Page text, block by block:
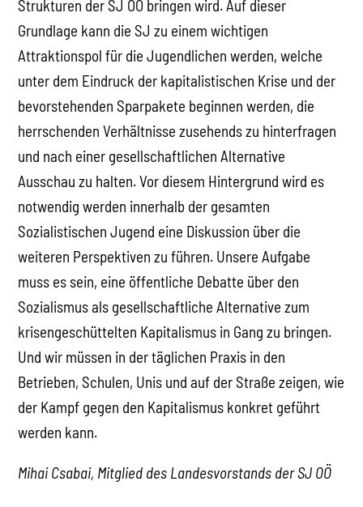
Strukturen der SJ OÖ bringen wird. Auf dieser
Grundlage kann die SJ zu einem wichtigen
Attraktionspol für die Jugendlichen werden, welche
unter dem Eindruck der kapitalistischen Krise und der
bevorstehenden Sparpakete beginnen werden, die
herrschenden Verhältnisse zusehends zu hinterfragen
und nach einer gesellschaftlichen Alternative
Ausschau zu halten. Vor diesem Hintergrund wird es
notwendig werden innerhalb der gesamten
Sozialistischen Jugend eine Diskussion über die
weiteren Perspektiven zu führen. Unsere Aufgabe
muss es sein, eine öffentliche Debatte über den
Sozialismus als gesellschaftliche Alternative zum
krisengeschüttelten Kapitalismus in Gang zu bringen.
Und wir müssen in der täglichen Praxis in den
Betrieben, Schulen, Unis und auf der Straße zeigen, wie
der Kampf gegen den Kapitalismus konkret geführt
werden kann.
Mihai Csabai, Mitglied des Landesvorstands der SJ OÖ